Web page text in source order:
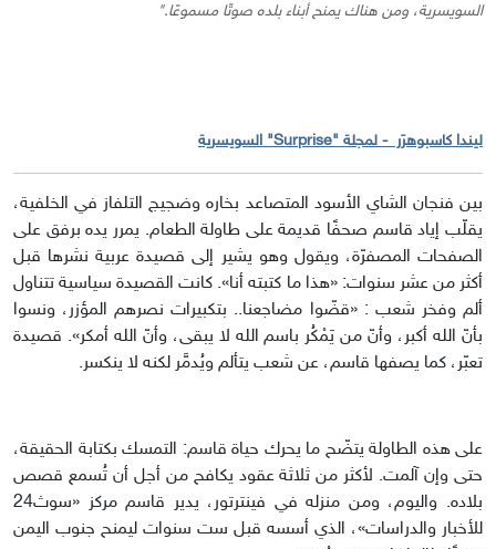
السويسرية، ومن هناك يمنح أبناء بلده صوتًا مسموعًا."
ليندا كاسبوهرَر - لمجلة "Surprise" السويسرية
بين فنجان الشاي الأسود المتصاعد بخاره وضجيج التلفاز في الخلفية،
يقلّب إياد قاسم صحفًا قديمة على طاولة الطعام. يمرر يده برفق على
الصفحات المصفرّة، ويقول وهو يشير إلى قصيدة عربية نشرها قبل
أكثر من عشر سنوات: «هذا ما كتبته أنا». كانت القصيدة سياسية تتناول
ألم وفخر شعب : «قضّوا مضاجعنا.. بتكبيرات نصرهم المؤزر، ونسوا
بأنّ الله أكبر، وأنّ من يَمْكُر باسم الله لا يبقى، وأنّ الله أمكر». قصيدة
تعبّر، كما يصفها قاسم، عن شعب يتألم ويُدمَّر لكنه لا ينكسر.
على هذه الطاولة يتضّح ما يحرك حياة قاسم: التمسك بكتابة الحقيقة،
حتى وإن آلمت. لأكثر من ثلاثة عقود يكافح من أجل أن تُسمع قصص
بلاده. واليوم، ومن منزله في فينترتور، يدير قاسم مركز «سوث24
للأخبار والدراسات»، الذي أسسه قبل ست سنوات ليمنح جنوب اليمن